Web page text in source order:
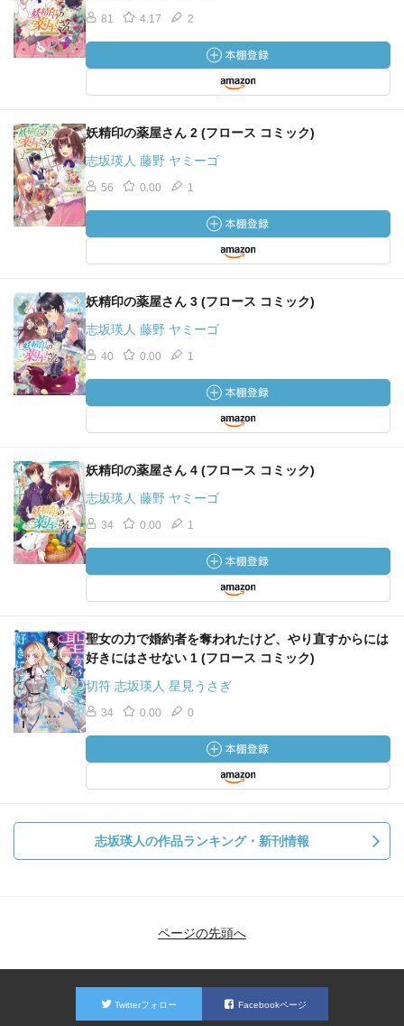
81 4.17 2
妖精印の薬屋さん 2 (フロース コミック)
志坂瑛人 藤野 ヤミーゴ
56 0.00 1
妖精印の薬屋さん 3 (フロース コミック)
志坂瑛人 藤野 ヤミーゴ
40 0.00 1
妖精印の薬屋さん 4 (フロース コミック)
志坂瑛人 藤野 ヤミーゴ
34 0.00 1
聖女の力で婚約者を奪われたけど、やり直すからには
好きにはさせない 1 (フロース コミック)
切符 志坂瑛人 星見うさぎ
34 0.00 0
志坂瑛人の作品ランキング・新刊情報
ページの先頭へ
Twitterフォロー Facebookページ